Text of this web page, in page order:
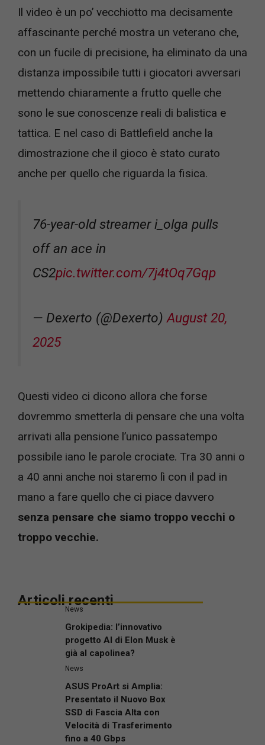
Il video è un po’ vecchiotto ma decisamente
affascinante perché mostra un veterano che,
con un fucile di precisione, ha eliminato da una
distanza impossibile tutti i giocatori avversari
mettendo chiaramente a frutto quelle che
sono le sue conoscenze reali di balistica e
tattica. E nel caso di Battlefield anche la
dimostrazione che il gioco è stato curato
anche per quello che riguarda la fisica.
76-year-old streamer i_olga pulls
off an ace in
CS2pic.twitter.com/7j4tOq7Gqp
— Dexerto (@Dexerto)August 20,
2025
Questi video ci dicono allora che forse
dovremmo smetterla di pensare che una volta
arrivati alla pensione l’unico passatempo
possibile iano le parole crociate. Tra 30 anni o
a 40 anni anche noi staremo lì con il pad in
mano a fare quello che ci piace davvero
senza pensare che siamo troppo vecchi o
troppo vecchie.
Articoli recenti
News
Grokipedia: l’innovativo
progetto AI di Elon Musk è
già al capolinea?
News
ASUS ProArt si Amplia:
Presentato il Nuovo Box
SSD di Fascia Alta con
Velocità di Trasferimento
fino a 40 Gbps